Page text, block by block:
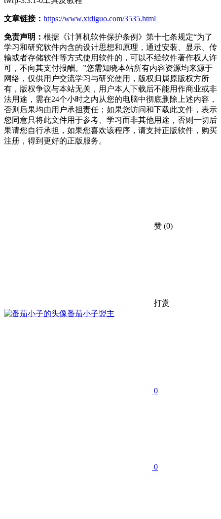
文章链接： https://www.xtdiguo.com/3535.html
免责声明： 根据《计算机软件保护条例》第十七条规定“为了
学习和研究软件内含的设计思想和原理，通过安装、显示、传
输或者存储软件等方式使用软件的，可以不经软件著作权人许
可，不向其支付报酬。”您需知晓本站所有内容资源均来源于
网络，仅供用户交流学习与研究使用，版权归属原版权方所
有，版权争议与本站无关，用户本人下载后不能用作商业或非
法用途，需在24个小时之内从您的电脑中彻底删除上述内容，
否则后果均由用户承担责任；如果您访问和下载此文件，表示
您同意只将此文件用于参考、学习而非其他用途，否则一切后
果请您自行承担，如果您喜欢该程序，请支持正版软件，购买
注册，得到更好的正版服务。
赞 (0)
打赏
番茄小子盟主
0
0